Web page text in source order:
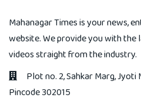
Mahanagar Times is your news,
website. We provide you with the
videos straight from the industry.
Plot no. 2, Sahkar Marg, Jyoti
Pincode 302015